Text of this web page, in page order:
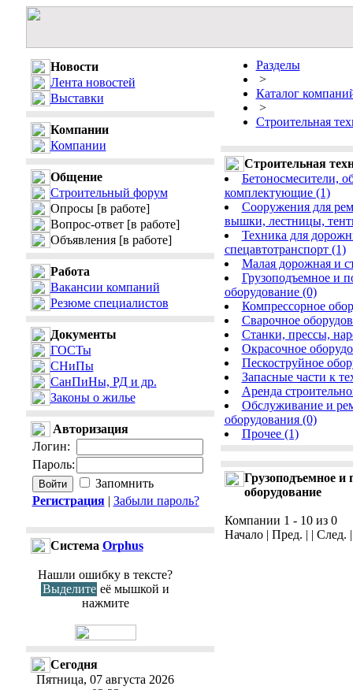
Новости
Лента новостей
Выставки
Компании
Компании
Общение
Строительный форум
Опросы [в работе]
Вопрос-ответ [в работе]
Объявления [в работе]
Работа
Вакансии компаний
Резюме специалистов
Документы
ГОСТы
СНиПы
СанПиНы, РД и др.
Законы о жилье
Авторизация
Логин:
Пароль:
Запомнить
Регистрация| Забыли пароль?
Cистема Orphus
Нашли ошибку в тексте?
Выделите её мышкой и
нажмите
Сегодня
Пятница, 07 августа 2026
Разделы
>
Каталог
>
Строительная
Строительная
Бетоносмесители,
комплектующие (1)
Сооружения для
вышки, лестницы,
Техника для
спецавтотранспорт (1)
Малая дорожная и
Грузоподъемное и
оборудование (0)
Компрессорное
Сварочное
Станки, прессы,
Окрасочное
Пескоструйное
Запасные части к
Аренда
Обслуживание и
оборудования (0)
Прочее (1)
Грузоподъемное и
оборудование
Компании 1 - 10 из 0
Начало | Пред. | | След.